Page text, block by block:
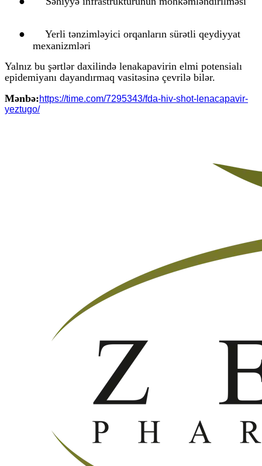
●
Yerli tənzimləyici orqanların sürətli qeydiyyat
mexanizmləri
Yalnız bu şərtlər daxilində lenakapavirin elmi potensialı
epidemiyanı dayandırmaq vasitəsinə çevrilə bilər.
Mənbə:https://time.com/7295343/fda-hiv-shot-lenacapavir-
yeztugo/